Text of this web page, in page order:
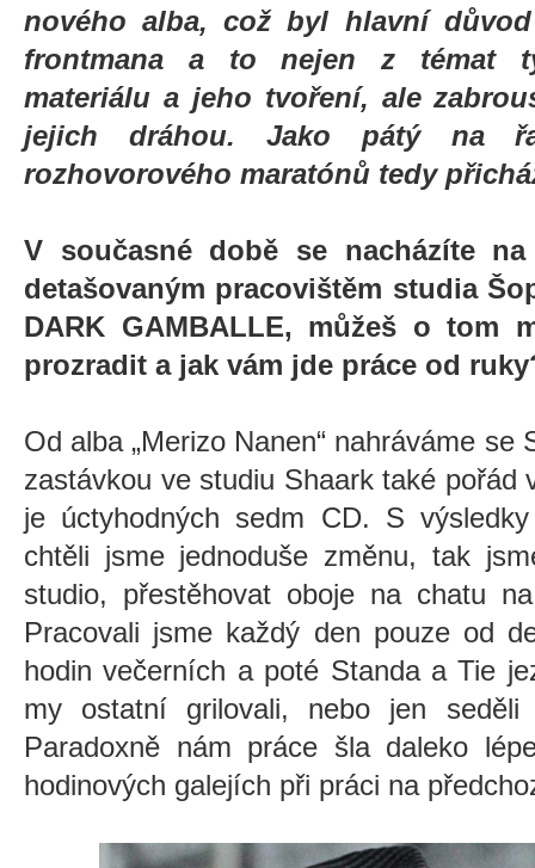
nového alba, což byl hlavní
frontmana a to nejen z témat
materiálu a jeho tvoření, ale
jejich dráhou. Jako pátý na
rozhovorového maratónů tedy
V současné době se nacházíte
detašovaným pracovištěm studia
DARK GAMBALLE, můžeš o tom
prozradit a jak vám jde práce od
Od alba „Merizo Nanen“ nahráváme se
zastávkou ve studiu Shaark také pořád
je úctyhodných sedm CD. S
chtěli jsme jednoduše změnu, tak
studio, přestěhovat oboje na chatu
Pracovali jsme každý den pouze od
hodin večerních a poté Standa a Tie
my ostatní grilovali, nebo jen
Paradoxně nám práce šla daleko
hodinových galejích při práci na